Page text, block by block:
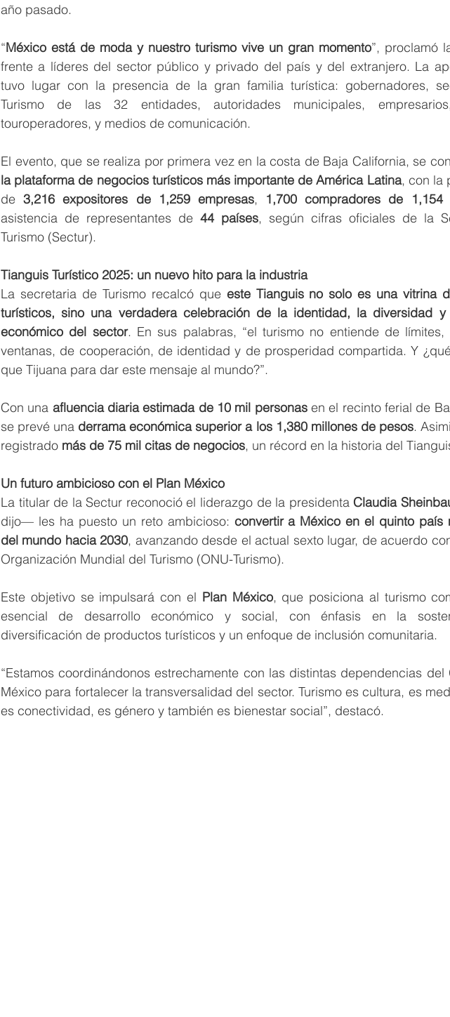
año pasado.
“México está de moda y nuestro turismo vive un gran momento”, proclamó
frente a líderes del sector público y privado del país y del extranjero. La
tuvo lugar con la presencia de la gran familia turística: gobernadores,
Turismo de las 32 entidades, autoridades municipales,
touroperadores, y medios de comunicación.
la plataforma de negocios turísticos más importante de América Latina, con la
de 3,216 expositores de 1,259 empresas, 1,700 compradores de 1,154
asistencia de representantes de 44 países, según cifras oficiales de la
Turismo (Sectur).
Tianguis Turístico 2025: un nuevo hito para la industria
La secretaria de Turismo recalcó que este Tianguis no solo es una vitrina
turísticos, sino una verdadera celebración de la identidad, la diversidad
económico del sector. En sus palabras, “el turismo no entiende de límites,
ventanas, de cooperación, de identidad y de prosperidad compartida. Y
que Tijuana para dar este mensaje al mundo?”.
Con una afluencia diaria estimada de 10 mil personas en el recinto ferial de
se prevé una derrama económica superior a los 1,380 millones de pesos.
registrado más de 75 mil citas de negocios, un récord en la historia del
Un futuro ambicioso con el Plan México
La titular de la Sectur reconoció el liderazgo de la presidenta Claudia
dijo— les ha puesto un reto ambicioso: convertir a México en el quinto país
del mundo hacia 2030, avanzando desde el actual sexto lugar, de acuerdo
Organización Mundial del Turismo (ONU-Turismo).
Este objetivo se impulsará con el Plan México, que posiciona al turismo
esencial de desarrollo económico y social, con énfasis en la
diversificación de productos turísticos y un enfoque de inclusión comunitaria.
“Estamos coordinándonos estrechamente con las distintas dependencias del
México para fortalecer la transversalidad del sector. Turismo es cultura, es
es conectividad, es género y también es bienestar social”, destacó.